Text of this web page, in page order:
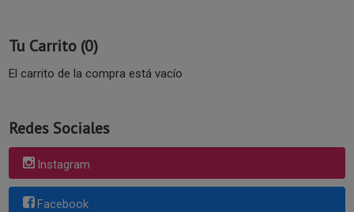
Tu Carrito (0)
El carrito de la compra está vacío
Redes Sociales
Instagram
Facebook